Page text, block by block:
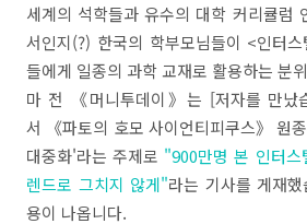
세계의 석학들과 유수의 대학 커리큘럼
서인지(?) 한국의 학부모님들이 <인터
들에게 일종의 과학 교재로 활용하는 분
마 전 《머니투데이》는 [저자를 만났
서 《파토의 호모 사이언티피쿠스》 원
대중화'라는 주제로 "900만명 본 인터스
렌드로 그치지 않게"라는 기사를 게재
용이 나옵니다.